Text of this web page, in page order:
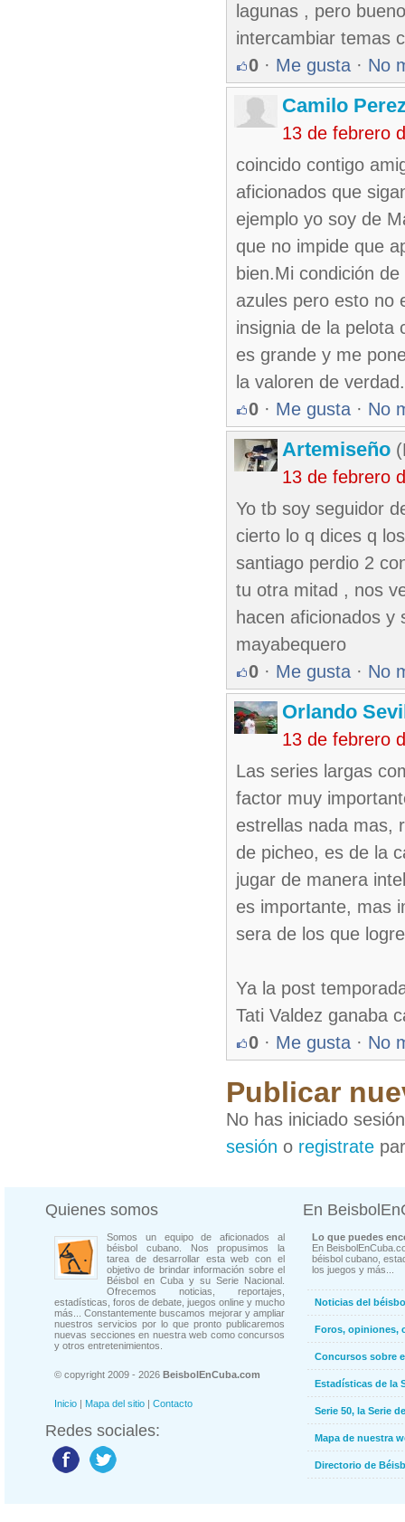
lagunas , pero
intercambiar temas
0 · Me gusta · No
Camilo
13 de febrero
coincido contigo
aficionados que
ejemplo yo soy de
que no impide que
bien.Mi condición
azules pero esto no
insignia de la pelota
es grande y me
la valoren de
0 · Me gusta · No
Artemiseño
13 de febrero
Yo tb soy seguidor
cierto lo q dices q
santiago perdio 2
tu otra mitad , nos
hacen aficionados
mayabequero
0 · Me gusta · No
Orlando
13 de febrero
Las series largas
factor muy
estrellas nada mas,
de picheo, es de la
jugar de manera
es importante, mas
sera de los que
Ya la post
Tati Valdez ganaba
0 · Me gusta · No
Publicar
No has iniciado
sesión o registrate
Quienes somos
Somos un equipo de aficionados al
béisbol cubano. Nos propusimos la
tarea de desarrollar esta web con el
objetivo de brindar información sobre el
Béisbol en Cuba y su Serie Nacional.
Ofrecemos noticias, reportajes,
estadísticas, foros de debate, juegos online y mucho
más... Constantemente buscamos mejorar y ampliar
nuestros servicios por lo que pronto publicaremos
nuevas secciones en nuestra web como concursos
y otros entretenimientos.
© copyright 2009 - 2026 BeisbolEnCuba.com
Inicio | Mapa del sitio | Contacto
Redes sociales:
En
Lo que puedes
En
béisbol cubano,
los juegos y más...
Noticias del
Foros, opiniones,
Concursos sobre
Estadísticas de la
Serie 50, la Serie
Mapa de nuestra
Directorio de